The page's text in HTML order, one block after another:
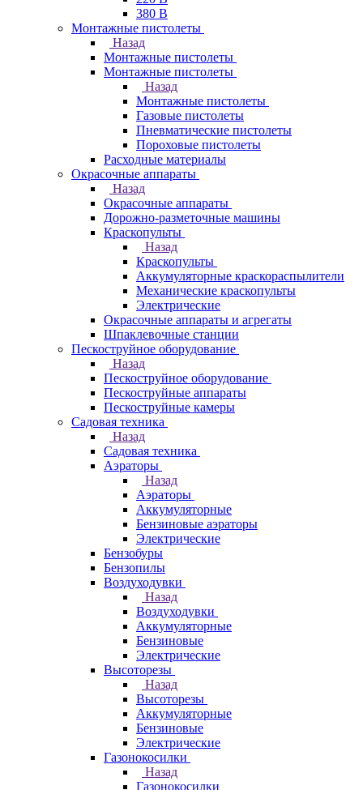
380 В
Монтажные пистолеты
Назад
Монтажные пистолеты
Монтажные пистолеты
Назад
Монтажные пистолеты
Газовые пистолеты
Пневматические пистолеты
Пороховые пистолеты
Расходные материалы
Окрасочные аппараты
Назад
Окрасочные аппараты
Дорожно-разметочные машины
Краскопульты
Назад
Краскопульты
Аккумуляторные краскораспылители
Механические краскопульты
Электрические
Окрасочные аппараты и агрегаты
Шпаклевочные станции
Пескоструйное оборудование
Назад
Пескоструйное оборудование
Пескоструйные аппараты
Пескоструйные камеры
Садовая техника
Назад
Садовая техника
Аэраторы
Назад
Аэраторы
Аккумуляторные
Бензиновые аэраторы
Электрические
Бензобуры
Бензопилы
Воздуходувки
Назад
Воздуходувки
Аккумуляторные
Бензиновые
Электрические
Высоторезы
Назад
Высоторезы
Аккумуляторные
Бензиновые
Электрические
Газонокосилки
Назад
Газонокосилки